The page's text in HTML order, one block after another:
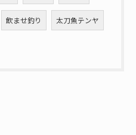
飲ませ釣り 太刀魚テンヤ